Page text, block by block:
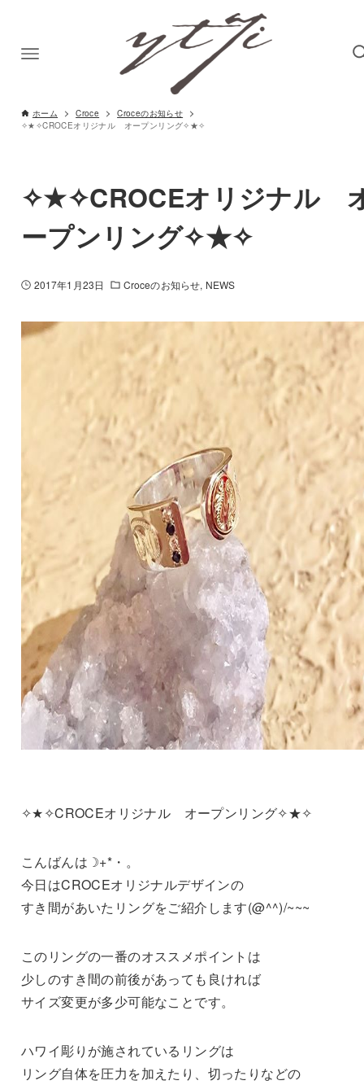
ホーム Croce
Croceのお知らせ
✧★✧CROCEオリジナル オープンリング✧★✧
✧★✧CROCEオリジナル
ープンリング✧★✧
2017年1月23日 Croceのお知らせ NEWS
✧★✧CROCEオリジナル オープンリング✧★✧
こんばんは☽+*・。
今日はCROCEオリジナルデザインの
すき間があいたリングをご紹介します(@^^)/~~~
このリングの一番のオススメポイントは
少しのすき間の前後があっても良ければ
サイズ変更が多少可能なことです。
ハワイ彫りが施されているリングは
リング自体を圧力を加えたり、切ったりなどの